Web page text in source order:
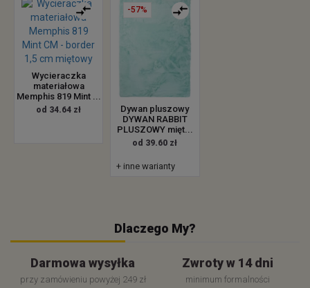
Wycieraczka
materiałowa
Memphis 819 Mint ...
od 34.64 zł
-57%
Dywan pluszowy
DYWAN RABBIT
PLUSZOWY mięt...
od 39.60 zł
+ inne warianty
Dlaczego My?
Darmowa wysyłka
przy zamówieniu powyżej 249 zł
Zwroty w 14 dni
minimum formalności